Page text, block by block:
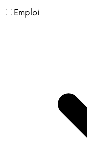
Emploi